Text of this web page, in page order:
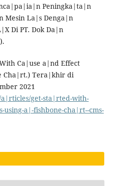
Peningka|ta|n
Mesin La|s Denga|n
Di PT. Dok Da|n
Ca|use a|nd Effect
Cha|rt.) Tera|khir di
2021
a|rticles/get-sta|rted-with-
a|-fishbone-cha|rt--cms-